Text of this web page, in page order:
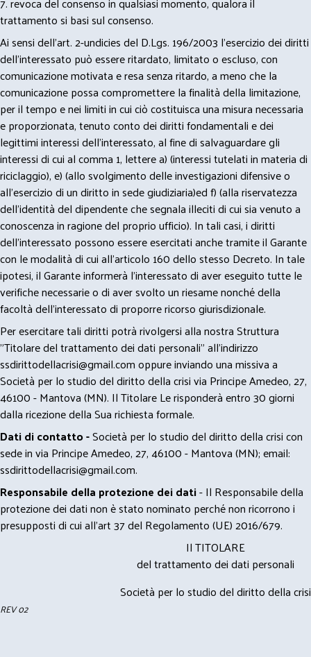
trattamento si basi sul consenso.
Ai sensi dell’art. 2-undicies del D.Lgs. 196/2003 l’esercizio dei diritti
dell’interessato può essere ritardato, limitato o escluso, con
comunicazione motivata e resa senza ritardo, a meno che la
comunicazione possa compromettere la finalità della limitazione,
per il tempo e nei limiti in cui ciò costituisca una misura necessaria
e proporzionata, tenuto conto dei diritti fondamentali e dei
legittimi interessi dell’interessato, al fine di salvaguardare gli
interessi di cui al comma 1, lettere a) (interessi tutelati in materia di
riciclaggio), e) (allo svolgimento delle investigazioni difensive o
all’esercizio di un diritto in sede giudiziaria)ed f) (alla riservatezza
dell’identità del dipendente che segnala illeciti di cui sia venuto a
conoscenza in ragione del proprio ufficio). In tali casi, i diritti
dell’interessato possono essere esercitati anche tramite il Garante
con le modalità di cui all’articolo 160 dello stesso Decreto. In tale
ipotesi, il Garante informerà l’interessato di aver eseguito tutte le
verifiche necessarie o di aver svolto un riesame nonché della
facoltà dell’interessato di proporre ricorso giurisdizionale.
Per esercitare tali diritti potrà rivolgersi alla nostra Struttura
"Titolare del trattamento dei dati personali" all'indirizzo
ssdirittodellacrisi@gmail.comoppure inviando una missiva a
Società per lo studio del diritto della crisi via Principe Amedeo, 27,
46100 - Mantova (MN). Il Titolare Le risponderà entro 30 giorni
dalla ricezione della Sua richiesta formale.
Dati di contatto -Società per lo studio del diritto della crisi con
sede in via Principe Amedeo, 27, 46100 - Mantova (MN); email:
ssdirittodellacrisi@gmail.com.
Responsabile della protezione dei dati- Il Responsabile della
protezione dei dati non è stato nominato perché non ricorrono i
presupposti di cui all’art 37 del Regolamento (UE) 2016/679.
Il TITOLARE
del trattamento dei dati personali
Società per lo studio del diritto della crisi
REV 02